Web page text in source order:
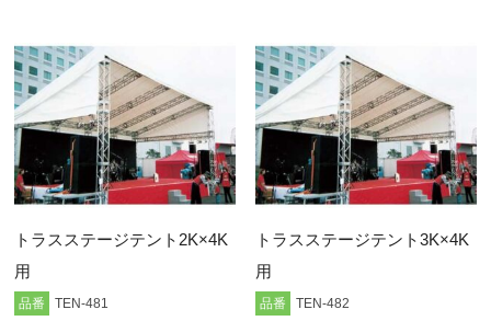
トラスステージテント2K×4K
用
品番 TEN-481
トラスステージテント3K×4K
用
品番 TEN-482